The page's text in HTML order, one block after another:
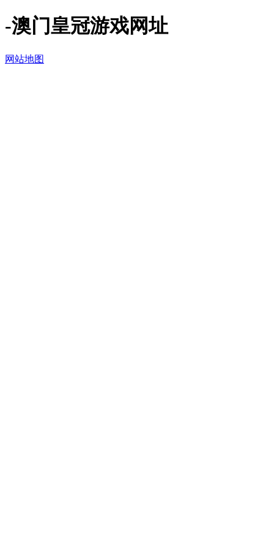
-澳门皇冠游戏网址
网站地图